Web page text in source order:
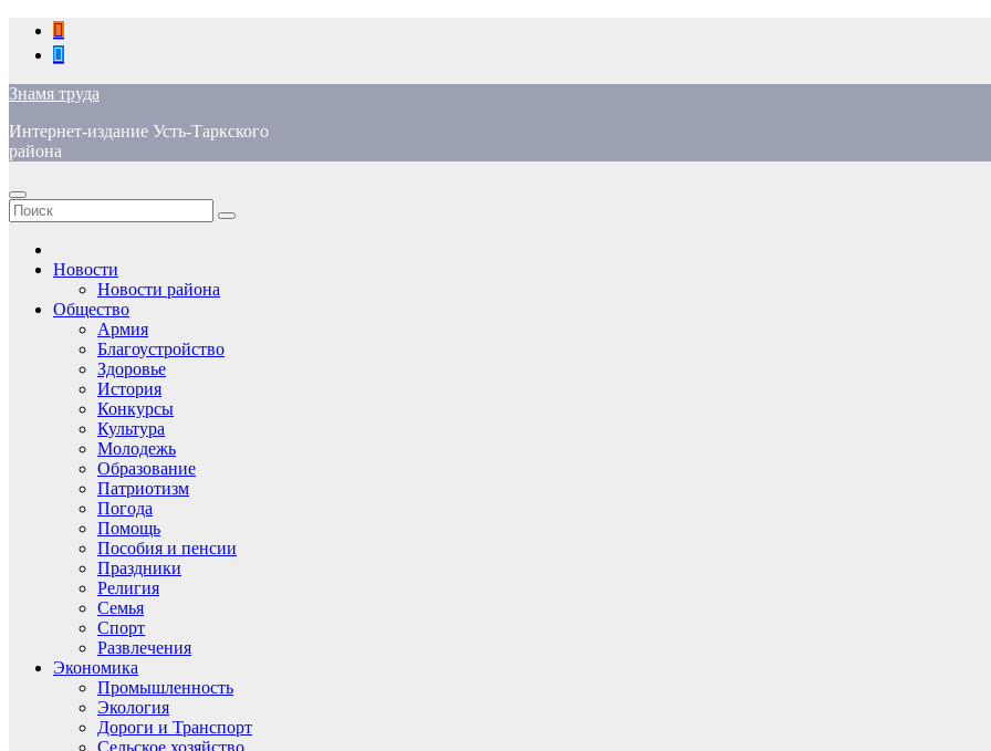
Перейти
содержимому
Знамя труда
Интернет-издание Усть-Таркского
района
Новости
Новости района
Общество
Армия
Благоустройство
Здоровье
История
Конкурсы
Культура
Молодежь
Образование
Патриотизм
Погода
Помощь
Пособия и пенсии
Праздники
Религия
Семья
Спорт
Развлечения
Экономика
Промышленность
Экология
Дороги и Транспорт
Сельское хозяйство